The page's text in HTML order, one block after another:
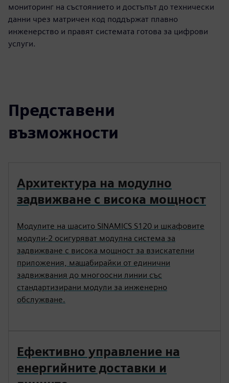
мониторинг на състоянието и достъпът до технически
данни чрез матричен код поддържат плавно
инженерство и правят системата готова за цифрови
услуги.
Представени
възможности
Архитектура на модулно
задвижване с висока мощност
Модулите на шасито SINAMICS S120 и шкафовите
модули-2 осигуряват модулна система за
задвижване с висока мощност за взискателни
приложения, мащабирайки от единични
задвижвания до многоосни линии със
стандартизирани модули за инженерно
обслужване.
Ефективно управление на
енергийните доставки и